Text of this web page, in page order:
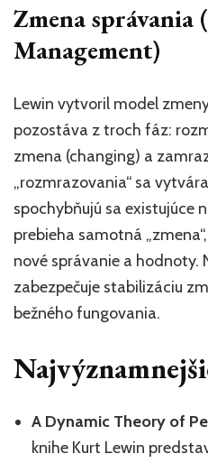
Zmena správania
Management)
Lewin vytvoril model
pozostáva z troch fáz:
zmena (changing) a
„rozmrazovania“ sa vytvára
spochybňujú sa existujúce
prebieha samotná
nové správanie a hodnoty.
zabezpečuje stabilizáciu
bežného fungovania.
A Dynamic Theory of
knihe Kurt Lewin